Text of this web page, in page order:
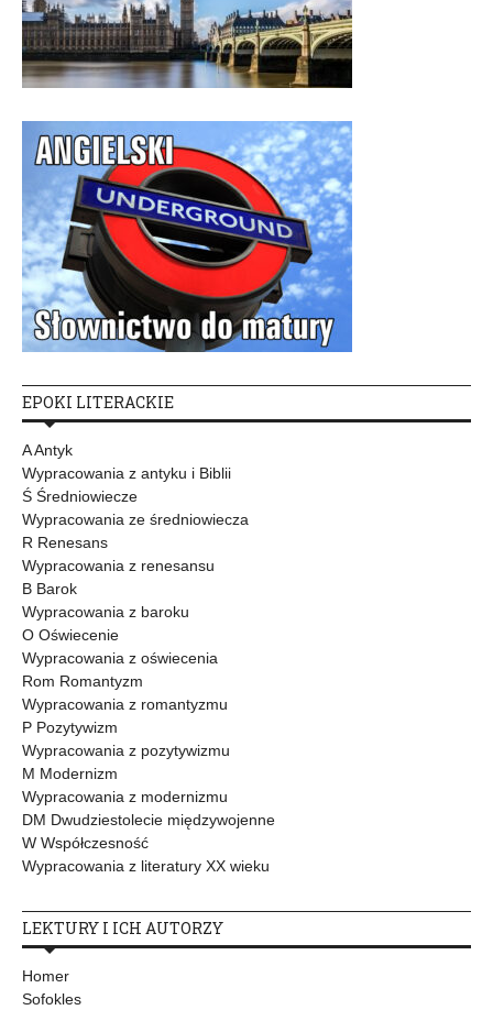
EPOKI LITERACKIE
A Antyk
Wypracowania z antyku i Biblii
Ś Średniowiecze
Wypracowania ze średniowiecza
R Renesans
Wypracowania z renesansu
B Barok
Wypracowania z baroku
O Oświecenie
Wypracowania z oświecenia
Rom Romantyzm
Wypracowania z romantyzmu
P Pozytywizm
Wypracowania z pozytywizmu
M Modernizm
Wypracowania z modernizmu
DM Dwudziestolecie międzywojenne
W Współczesność
Wypracowania z literatury XX wieku
LEKTURY I ICH AUTORZY
Homer
Sofokles